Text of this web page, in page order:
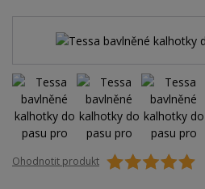
Ohodnotit produkt